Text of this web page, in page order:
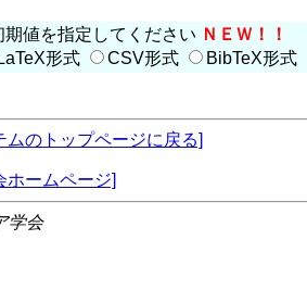
値を指定してください ＮＥＷ！！
形式 CSV形式 BibTeX形式
ムのトップページに戻る]
ホームページ]
学会